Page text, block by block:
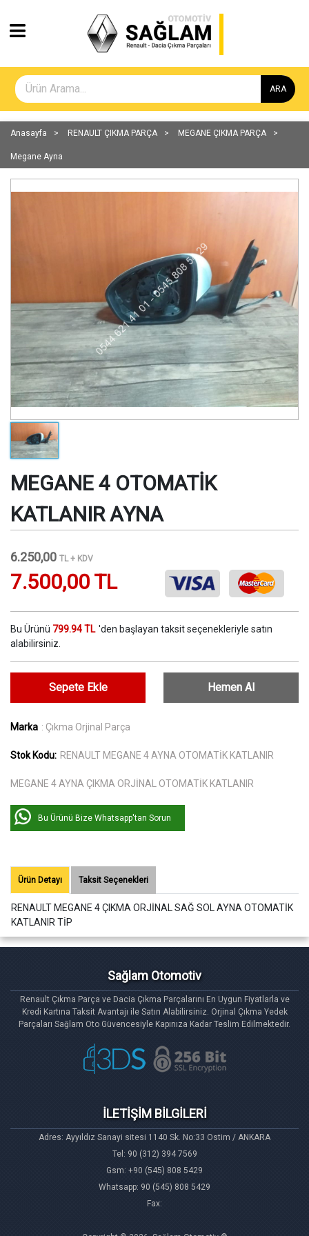
ARA
Anasayfa RENAULT ÇIKMA PARÇA MEGANE ÇIKMA PARÇA
Megane Ayna
MEGANE 4 OTOMATİK
KATLANIR AYNA
6.250,00 TL + KDV
7.500,00 TL
Bu Ürünü 799.94 TL 'den başlayan taksit seçenekleriyle satın
alabilirsiniz.
Sepete Ekle Hemen Al
Marka : Çıkma Orjinal Parça
Stok Kodu: RENAULT MEGANE 4 AYNA OTOMATİK KATLANIR
MEGANE 4 AYNA ÇIKMA ORJİNAL OTOMATİK KATLANIR
Bu Ürünü Bize Whatsapp'tan Sorun
Ürün Detayı Taksit Seçenekleri
RENAULT MEGANE 4 ÇIKMA ORJİNAL SAĞ SOL AYNA OTOMATİK
KATLANIR TİP
Sağlam Otomotiv
Renault Çıkma Parça ve Dacia Çıkma Parçalarını En Uygun Fiyatlarla ve
Kredi Kartına Taksit Avantajı ile Satın Alabilirsiniz. Orjinal Çıkma Yedek
Parçaları Sağlam Oto Güvencesiyle Kapınıza Kadar Teslim Edilmektedir.
İLETİŞİM BİLGİLERİ
Adres: Ayyıldız Sanayi sitesi 1140 Sk. No:33 Ostim / ANKARA
Tel: 90 (312) 394 7569
Gsm: +90 (545) 808 5429
Whatsapp: 90 (545) 808 5429
Fax: